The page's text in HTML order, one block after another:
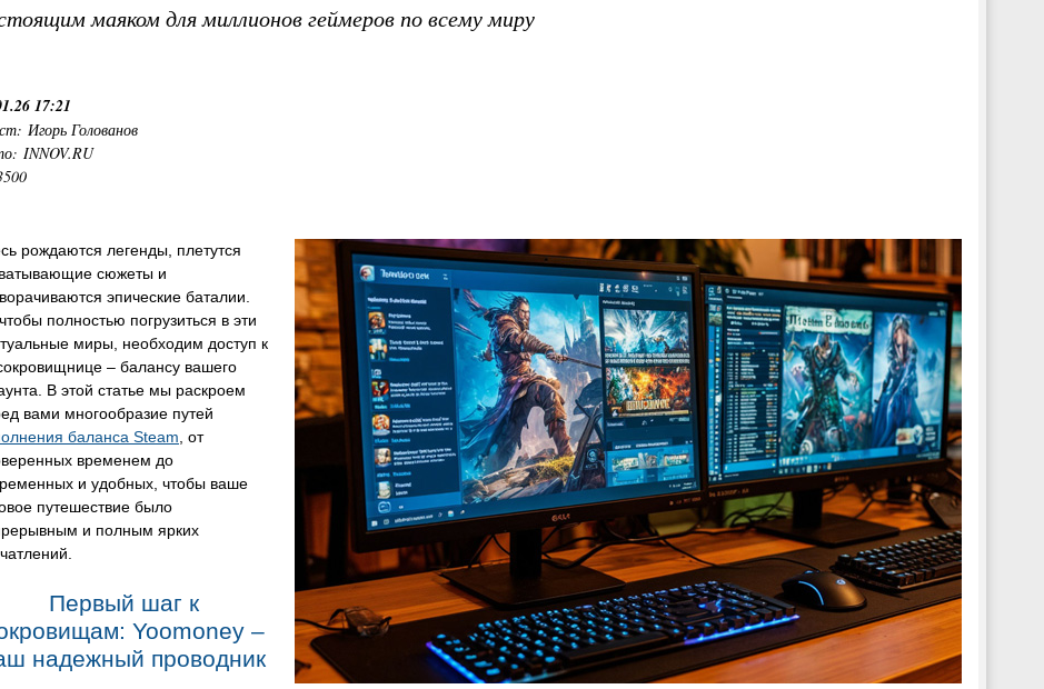
маяком для миллионов геймеров по всему миру
17:21
Игорь Голованов
INNOV.RU
рождаются легенды, плетутся
сюжеты и
эпические баталии.
полностью погрузиться в эти
миры, необходим доступ к
– балансу вашего
В этой статье мы раскроем
вами многообразие путей
баланса Steam , от
временем до
и удобных, чтобы ваше
путешествие было
и полным ярких
Первый шаг к
Yoomoney –
надежный проводник